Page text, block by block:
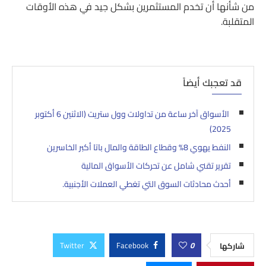
من شأنها أن تخدم المستثمرين بشكل جيد في هذه الأوقات
المتقلبة.
قد تعجبك أيضاً
الأسواق آخر ساعة من تداولات وول ستريت (الاثنين 6 أكتوبر
2025)
النفط يهوي 8% وقطاع الطاقة والمال باتا أكبر الخاسرين
تقرير تقني شامل عن تحركات الأسواق المالية
أحدث محادثات السوق التي تغطي العملات الأجنبية.
شاركها 0
Facebook
Twitter